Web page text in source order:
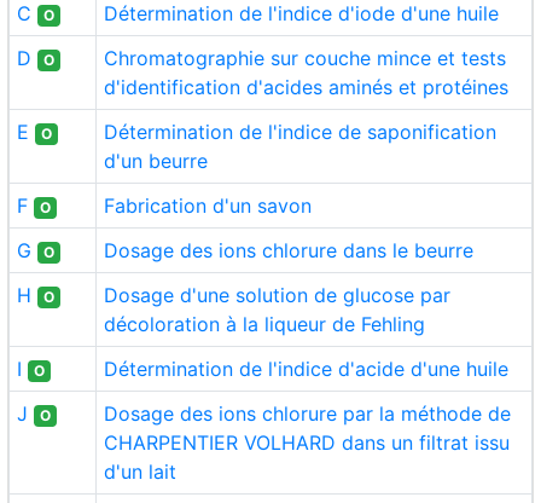
C O
Détermination de l'indice d'iode d'une huile
D O
Chromatographie sur couche mince et tests
d'identification d'acides aminés et protéines
E O
Détermination de l'indice de saponification
d'un beurre
F O
Fabrication d'un savon
G O
Dosage des ions chlorure dans le beurre
H O
Dosage d'une solution de glucose par
décoloration à la liqueur de Fehling
I O
Détermination de l'indice d'acide d'une huile
J O
Dosage des ions chlorure par la méthode de
CHARPENTIER VOLHARD dans un filtrat issu
d'un lait